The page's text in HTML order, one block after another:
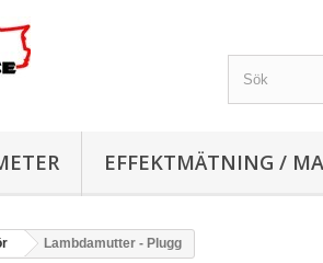
EFFEKTMÄTNING /
Lambdamutter - Plugg